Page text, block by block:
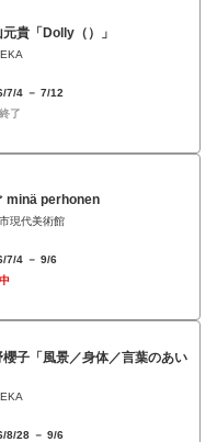
貴「Dolly（）」
7/4 － 7/12
了
minä perhonen
現代美術館
7/4 － 9/6
櫻子「風景／身体／言葉のあい
8/28 － 9/6